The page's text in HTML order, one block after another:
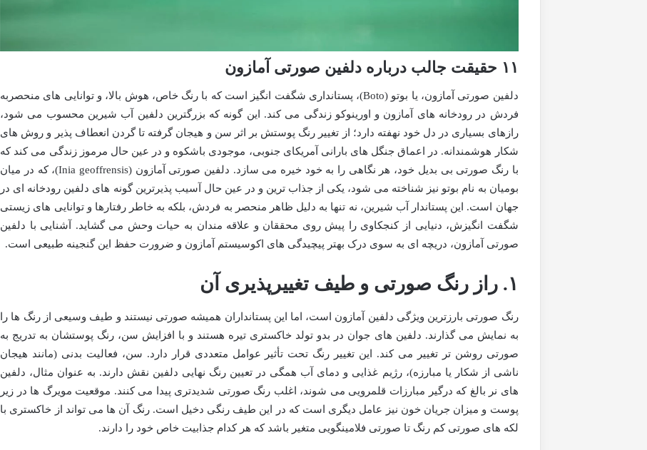
۱۱ حقیقت جالب درباره دلفین صورتی آمازون
دلفین صورتی آمازون، یا بوتو (Boto)، پستانداری شگفت انگیز است که با رنگ خاص، هوش بالا، و توانایی های منحصربه
فردش در رودخانه های آمازون و اورینوکو زندگی می کند. این گونه که بزرگترین دلفین آب شیرین محسوب می شود،
رازهای بسیاری در دل خود نهفته دارد؛ از تغییر رنگ پوستش بر اثر سن و هیجان گرفته تا گردن انعطاف پذیر و روش های
شکار هوشمندانه. در اعماق جنگل های بارانی آمریکای جنوبی، موجودی باشکوه و در عین حال مرموز زندگی می کند که
با رنگ صورتی بی بدیل خود، هر نگاهی را به خود خیره می سازد. دلفین صورتی آمازون (Inia geoffrensis)، که در میان
بومیان به نام بوتو نیز شناخته می شود، یکی از جذاب ترین و در عین حال آسیب پذیرترین گونه های دلفین رودخانه ای در
جهان است. این پستاندار آب شیرین، نه تنها به دلیل ظاهر منحصر به فردش، بلکه به خاطر رفتارها و توانایی های زیستی
شگفت انگیزش، دنیایی از کنجکاوی را پیش روی محققان و علاقه مندان به حیات وحش می گشاید. آشنایی با دلفین
صورتی آمازون، دریچه ای به سوی درک بهتر پیچیدگی های اکوسیستم آمازون و ضرورت حفظ این گنجینه طبیعی است.
۱. راز رنگ صورتی و طیف تغییرپذیری آن
رنگ صورتی بارزترین ویژگی دلفین آمازون است، اما این پستانداران همیشه صورتی نیستند و طیف وسیعی از رنگ ها را
به نمایش می گذارند. دلفین های جوان در بدو تولد خاکستری تیره هستند و با افزایش سن، رنگ پوستشان به تدریج به
صورتی روشن تر تغییر می کند. این تغییر رنگ تحت تأثیر عوامل متعددی قرار دارد. سن، فعالیت بدنی (مانند هیجان
ناشی از شکار یا مبارزه)، رژیم غذایی و دمای آب همگی در تعیین رنگ نهایی دلفین نقش دارند. به عنوان مثال، دلفین
های نر بالغ که درگیر مبارزات قلمرویی می شوند، اغلب رنگ صورتی شدیدتری پیدا می کنند. موقعیت مویرگ ها در زیر
پوست و میزان جریان خون نیز عامل دیگری است که در این طیف رنگی دخیل است. رنگ آن ها می تواند از خاکستری با
لکه های صورتی کم رنگ تا صورتی فلامینگویی متغیر باشد که هر کدام جذابیت خاص خود را دارند.